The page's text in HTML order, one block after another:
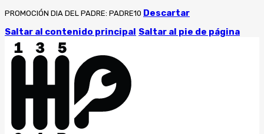
PROMOCIÓN DIA DEL PADRE: PADRE10 Descartar
Saltar al contenido principal Saltar al pie de página